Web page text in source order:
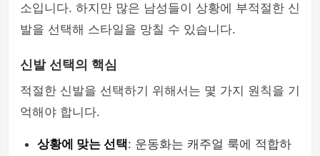
소입니다. 하지만 많은 남성들이 상황에 부적절한 신
발을 선택해 스타일을 망칠 수 있습니다.
신발 선택의 핵심
적절한 신발을 선택하기 위해서는 몇 가지 원칙을 기
억해야 합니다.
상황에 맞는 선택: 운동화는 캐주얼 룩에 적합하